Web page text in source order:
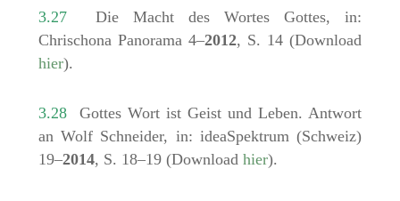
3.27Die Macht des Wortes Gottes, in:
Chrischona Panorama 4–2012, S. 14 (Download
hier).
3.28
Gottes Wort ist Geist und Leben. Antwort
an Wolf Schneider, in: ideaSpektrum (Schweiz)
19–2014, S. 18–19 (Download hier).